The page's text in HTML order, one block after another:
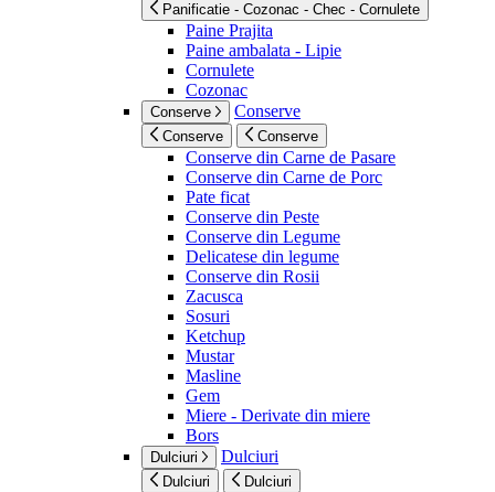
Panificatie - Cozonac - Chec - Cornulete
Paine Prajita
Paine ambalata - Lipie
Cornulete
Cozonac
Conserve Conserve
Conserve Conserve
Conserve din Carne de Pasare
Conserve din Carne de Porc
Pate ficat
Conserve din Peste
Conserve din Legume
Delicatese din legume
Conserve din Rosii
Zacusca
Sosuri
Ketchup
Mustar
Masline
Gem
Miere - Derivate din miere
Bors
Dulciuri Dulciuri
Dulciuri Dulciuri